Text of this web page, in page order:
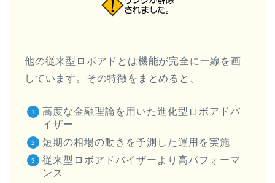
他の従来型ロボアドとは機能が完全に一線を画
しています。その特徴をまとめると、
高度な金融理論を用いた進化型ロボアドバ
イザー
短期の相場の動きを予測した運用を実施
従来型ロボアドバイザーより高パフォーマ
ンス